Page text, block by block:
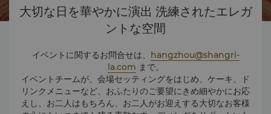
大切な日を華やかに演出 洗練されたエレガ
ントな空間
イベントに関するお問合せは、 hangzhou@shangri-
la.com まで。
イベントチームが、会場セッティングをはじめ、ケーキ、ド
リンクメニューなど、おふたりのご要望にきめ細やかにお応
えし、お二人はもちろん、お二人がお迎えする大切なお客様